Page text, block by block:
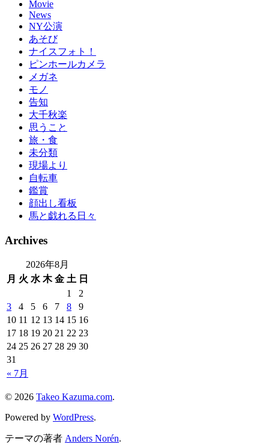
Movie
News
NY公演
あそび
ナイスフォト！
ピンホールカメラ
メガネ
モノ
告知
大千秋楽
思うこと
旅・食
未分類
現場より
自転車
鑑賞
顔出し看板
馬と戯れる日々
Archives
2026年8月
月 火 水 木 金 土 日
« 7月
1
2
3
4 5 6 7 8
9
10 11 12 13 14 15 16
17 18 19 20 21 22 23
24 25 26 27 28 29 30
31
© 2026 Takeo Kazuma.com.
Powered by WordPress.
テーマの著者 Anders Norén.